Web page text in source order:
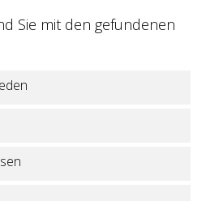
Sie mit den gefundenen